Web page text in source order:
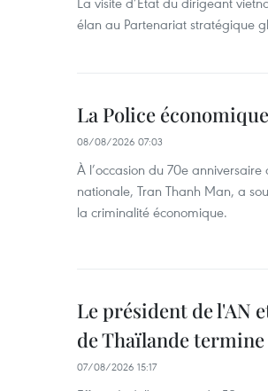
élan au Partenariat stratégique
La Police
08/08/2026 07:03
À l’occasion du 70e
nationale, Tran Thanh Man, a
la criminalité économique.
Le président de l'AN
de Thaïlande
07/08/2026 15:17